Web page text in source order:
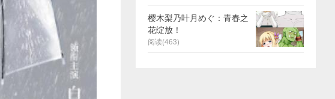
樱木梨乃叶月めぐ：青春之
花绽放！
阅读(463)